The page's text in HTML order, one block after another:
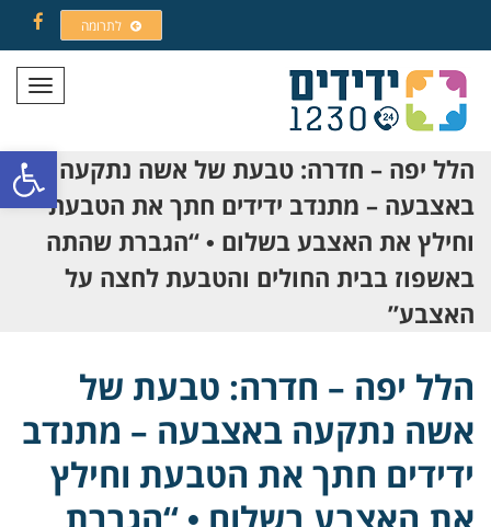
פתח
לתרומה
תפריט
הלל יפה – חדרה: טבעת של אשה נתקעה
באצבעה – מתנדב ידידים חתך את הטבעת
וחילץ את האצבע בשלום • “הגברת שהתה
באשפוז בבית החולים והטבעת לחצה על
האצבע”
הלל יפה – חדרה: טבעת של
אשה נתקעה באצבעה – מתנדב
ידידים חתך את הטבעת וחילץ